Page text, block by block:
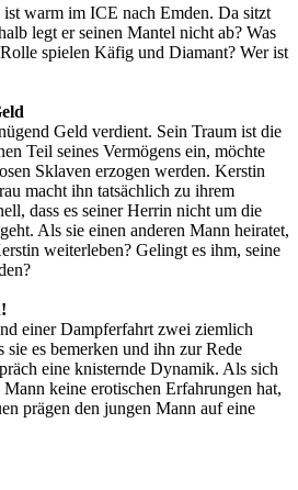
warm im ICE nach Emden. Da sitzt
legt er seinen Mantel nicht ab? Was
spielen Käfig und Diamant? Wer ist
Geld verdient. Sein Traum ist die
Teil seines Vermögens ein, möchte
Sklaven erzogen werden. Kerstin
macht ihn tatsächlich zu ihrem
dass es seiner Herrin nicht um die
Als sie einen anderen Mann heiratet,
weiterleben? Gelingt es ihm, seine
einer Dampferfahrt zwei ziemlich
sie es bemerken und ihn zur Rede
eine knisternde Dynamik. Als sich
Mann keine erotischen Erfahrungen hat,
prägen den jungen Mann auf eine